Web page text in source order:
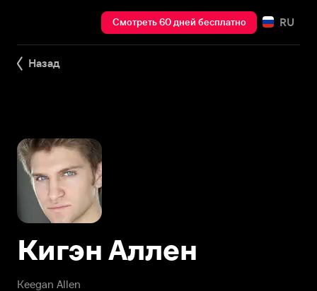
Смотреть 60 дней бесплатно RU
Назад
Keegan Allen
Кигэн Аллен